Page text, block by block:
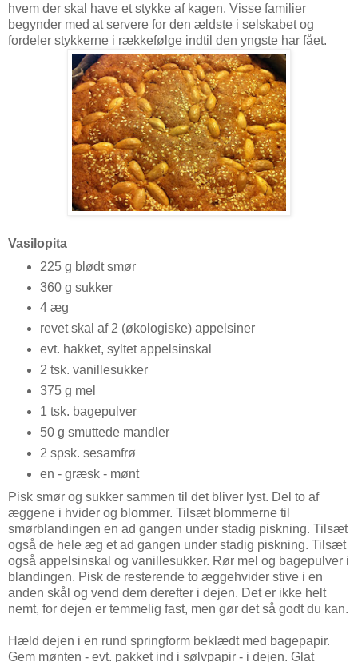
hvem der skal have et stykke af kagen. Visse familier
begynder med at servere for den ældste i selskabet og
fordeler stykkerne i rækkefølge indtil den yngste har fået.
Vasilopita
225 g blødt smør
360 g sukker
4 æg
revet skal af 2 (økologiske) appelsiner
evt. hakket, syltet appelsinskal
2 tsk. vanillesukker
375 g mel
1 tsk. bagepulver
50 g smuttede mandler
2 spsk. sesamfrø
en - græsk - mønt
Pisk smør og sukker sammen til det bliver lyst. Del to af
æggene i hvider og blommer. Tilsæt blommerne til
smørblandingen en ad gangen under stadig piskning. Tilsæt
også de hele æg et ad gangen under stadig piskning. Tilsæt
også appelsinskal og vanillesukker. Rør mel og bagepulver i
blandingen. Pisk de resterende to æggehvider stive i en
anden skål og vend dem derefter i dejen. Det er ikke helt
nemt, for dejen er temmelig fast, men gør det så godt du kan.
Hæld dejen i en rund springform beklædt med bagepapir.
Gem mønten - evt. pakket ind i sølvpapir - i dejen. Glat